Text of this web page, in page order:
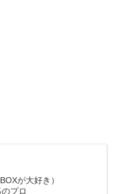
が大好き）
プロ